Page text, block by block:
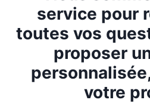
service pour
toutes vos
proposer
votre